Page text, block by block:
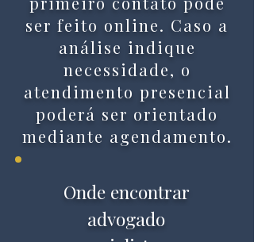
ser feito online. Caso a
análise indique
necessidade, o
atendimento presencial
poderá ser orientado
mediante agendamento.
Onde encontrar
advogado